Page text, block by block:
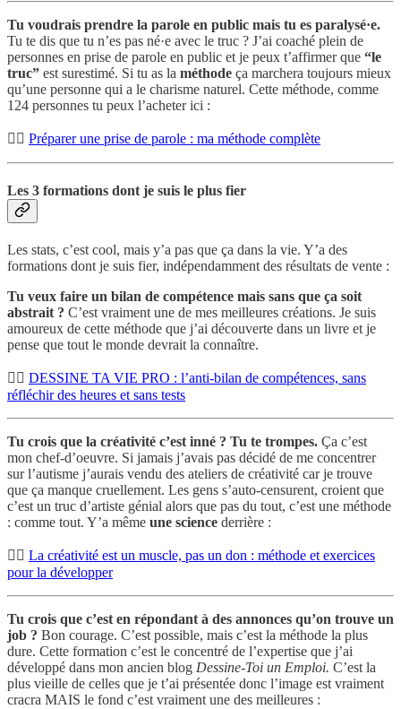
Tu voudrais prendre la parole en public mais tu es paralysé·e.
Tu te dis que tu n’es pas né·e avec le truc ? J’ai coaché plein de
personnes en prise de parole en public et je peux t’affirmer que “le
truc” est surestimé. Si tu as la méthode ça marchera toujours mieux
qu’une personne qui a le charisme naturel. Cette méthode, comme
124 personnes tu peux l’acheter ici :
👉🏾 Préparer une prise de parole : ma méthode complète
Les 3 formations dont je suis le plus fier
Les stats, c’est cool, mais y’a pas que ça dans la vie. Y’a des
formations dont je suis fier, indépendamment des résultats de vente :
Tu veux faire un bilan de compétence mais sans que ça soit
abstrait ? C’est vraiment une de mes meilleures créations. Je suis
amoureux de cette méthode que j’ai découverte dans un livre et je
pense que tout le monde devrait la connaître.
👉🏾 DESSINE TA VIE PRO : l’anti-bilan de compétences, sans
réfléchir des heures et sans tests
Tu crois que la créativité c’est inné ? Tu te trompes. Ça c’est
mon chef-d’oeuvre. Si jamais j’avais pas décidé de me concentrer
sur l’autisme j’aurais vendu des ateliers de créativité car je trouve
que ça manque cruellement. Les gens s’auto-censurent, croient que
c’est un truc d’artiste génial alors que pas du tout, c’est une méthode
: comme tout. Y’a même une science derrière :
👉🏾 La créativité est un muscle, pas un don : méthode et exercices
pour la développer
Tu crois que c’est en répondant à des annonces qu’on trouve un
job ? Bon courage. C’est possible, mais c’est la méthode la plus
dure. Cette formation c’est le concentré de l’expertise que j’ai
développé dans mon ancien blog Dessine-Toi un Emploi. C’est la
plus vieille de celles que je t’ai présentée donc l’image est vraiment
cracra MAIS le fond c’est vraiment une des meilleures :